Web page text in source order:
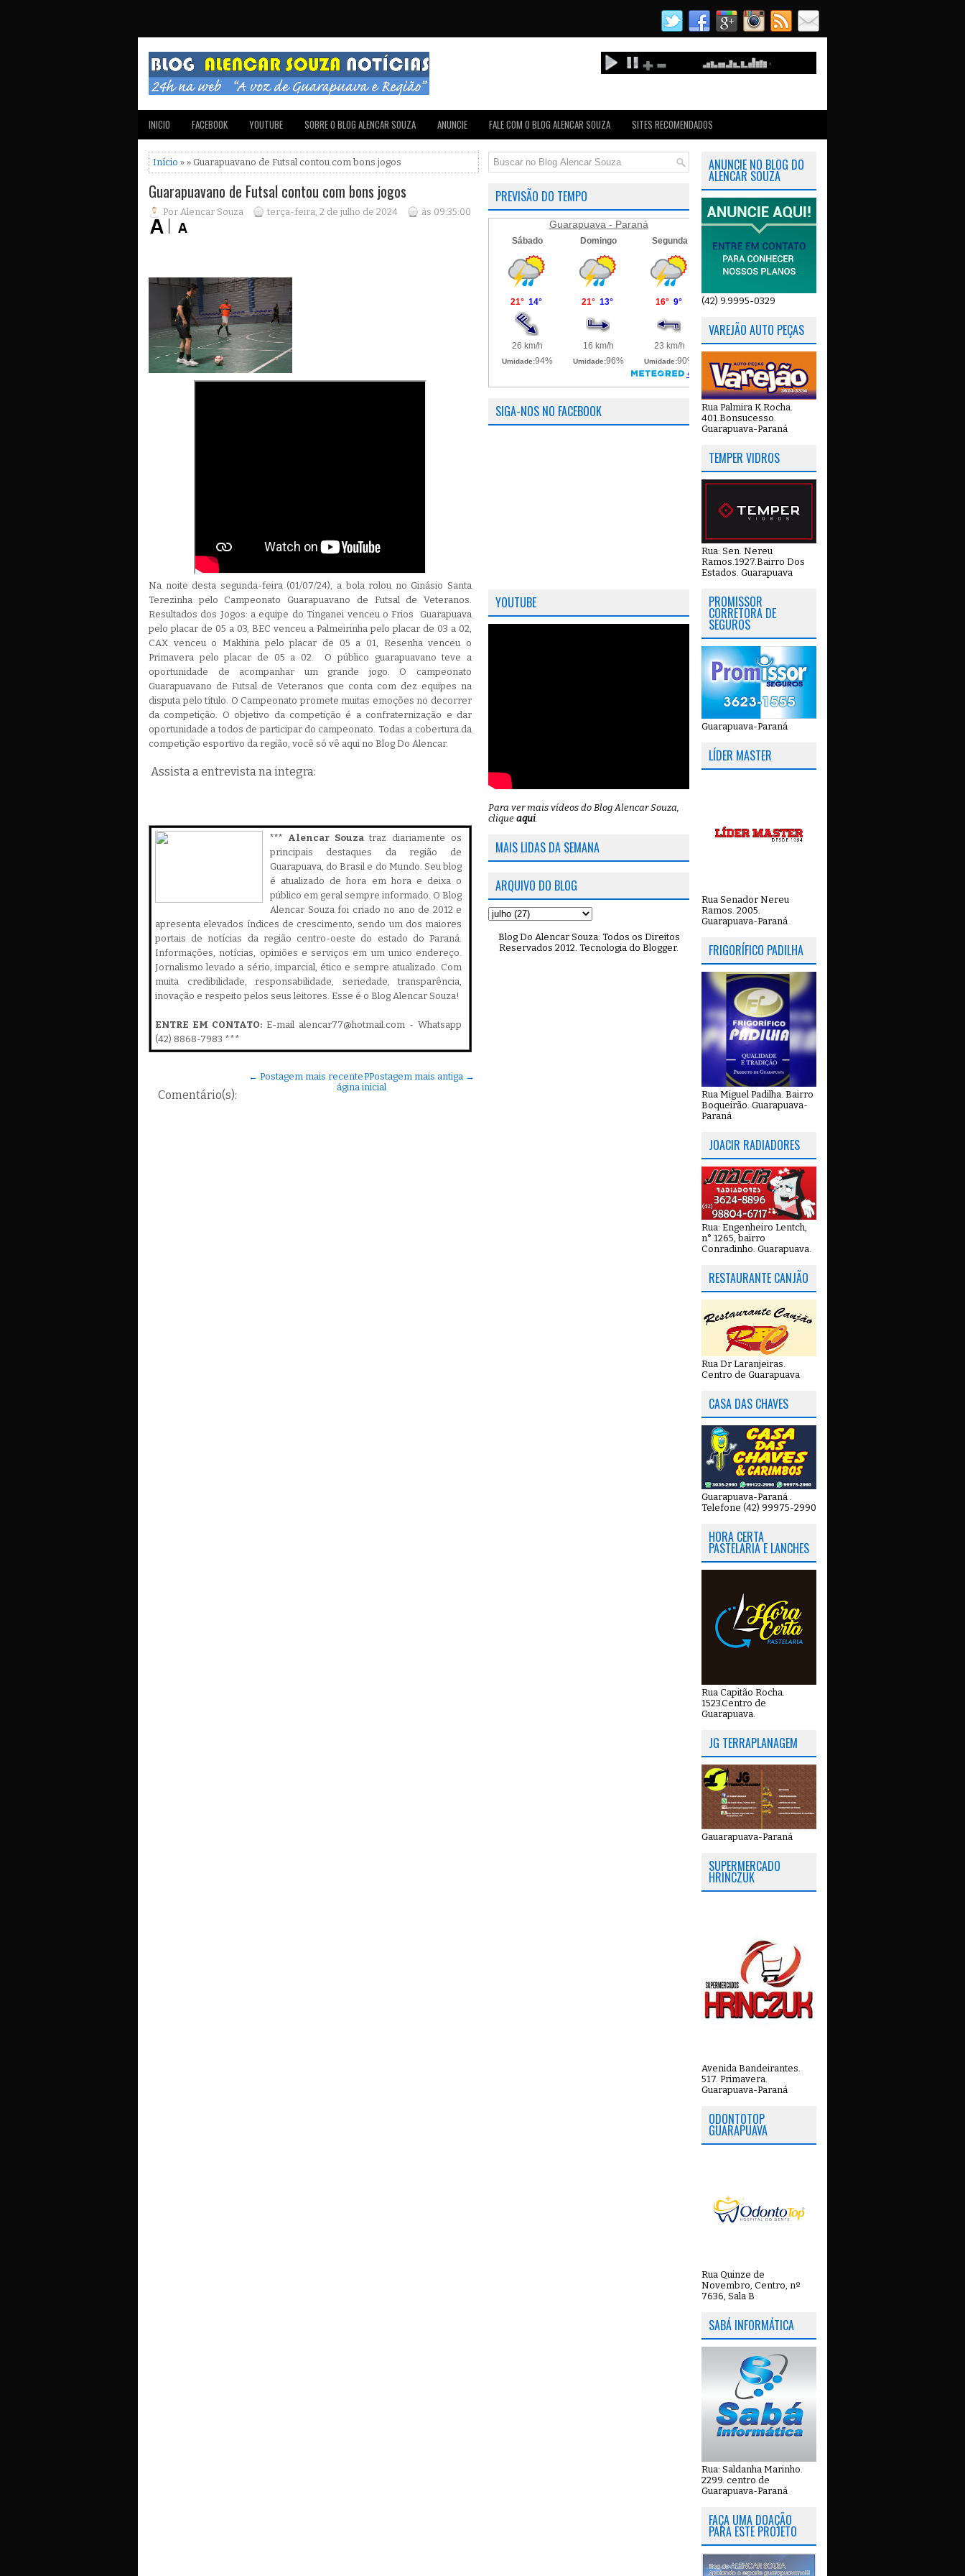
INICIO FACEBOOK YOUTUBE SOBRE O BLOG ALENCAR SOUZA ANUNCIE FALE COM O BLOG ALENCAR SOUZA SITES RECOMENDADOS
Início » » Guarapuavano de Futsal contou com bons jogos
Guarapuavano de Futsal contou com bons jogos
Por Alencar Souza terça-feira, 2 de julho de 2024 às 09:35:00
Na noite desta segunda-feira (01/07/24), a bola rolou no Ginásio Santa
Terezinha pelo Campeonato Guarapuavano de Futsal de Veteranos.
Resultados dos Jogos: a equipe do Tinganei venceu o Frios Guarapuava
pelo placar de 05 a 03, BEC venceu a Palmeirinha pelo placar de 03 a 02,
CAX venceu o Makhina pelo placar de 05 a 01, Resenha venceu o
Primavera pelo placar de 05 a 02. O público guarapuavano teve a
oportunidade de acompanhar um grande jogo. O campeonato
Guarapuavano de Futsal de Veteranos que conta com dez equipes na
disputa pelo título. O Campeonato promete muitas emoções no decorrer
da competição. O objetivo da competição é a confraternização e dar
oportunidade a todos de participar do campeonato. Todas a cobertura da
competição esportivo da região, você só vê aqui no Blog Do Alencar.
Assista a entrevista na integra:
*** Alencar Souzatraz diariamente os
principais destaques da região de
Guarapuava, do Brasil e do Mundo. Seu blog
é atualizado de hora em hora e deixa o
público em geral sempre informado. O Blog
Alencar Souza foi criado no ano de 2012 e
apresenta elevados índices de crescimento, sendo um dos maiores
portais de notícias da região centro-oeste do estado do Paraná.
Informações, notícias, opiniões e serviços em um unico endereço.
Jornalismo levado a sério, imparcial, ético e sempre atualizado. Com
muita credibilidade, responsabilidade, seriedade, transparência,
inovação e respeito pelos seus leitores. Esse é o Blog Alencar Souza!
ENTRE EM CONTATO: E-mail alencar77@hotmail.com - Whatsapp
(42) 8868-7983 ***
Comentário(s):
← Postagem mais recente Postagem mais antiga →
P
ágina inicial
PREVISÃO DO TEMPO
Guarapuava - Paraná
SIGA-NOS NO FACEBOOK
YOUTUBE
Para ver mais vídeos do Blog Alencar Souza,
clique aqui.
MAIS LIDAS DA SEMANA
ARQUIVO DO BLOG
Blog Do Alencar Souza: Todos os Direitos
Reservados 2012. Tecnologia do Blogger.
ANUNCIE NO BLOG DO
ALENCAR SOUZA
(42) 9.9995-0329
VAREJÃO AUTO PEÇAS
Rua Palmira K.Rocha.
401.Bonsucesso.
Guarapuava-Paraná
TEMPER VIDROS
Rua: Sen. Nereu
Ramos.1927.Bairro Dos
Estados. Guarapuava
PROMISSOR
CORRETORA DE
SEGUROS
Guarapuava-Paraná
LÍDER MASTER
Rua Senador Nereu
Ramos. 2005.
Guarapuava-Paraná
FRIGORÍFICO PADILHA
Rua Miguel Padilha. Bairro
Boqueirão. Guarapuava-
Paraná
JOACIR RADIADORES
Rua: Engenheiro Lentch,
n° 1265, bairro
Conradinho. Guarapuava.
RESTAURANTE CANJÃO
Rua Dr Laranjeiras.
Centro de Guarapuava
CASA DAS CHAVES
Guarapuava-Paraná .
Telefone (42) 99975-2990
HORA CERTA
PASTELARIA E LANCHES
Rua Capitão Rocha.
1523.Centro de
Guarapuava.
JG TERRAPLANAGEM
Gauarapuava-Paraná
SUPERMERCADO
HRINCZUK
Avenida Bandeirantes.
517. Primavera.
Guarapuava-Paraná
ODONTOTOP
GUARAPUAVA
Rua Quinze de
Novembro, Centro, nº
7636, Sala B
SABÁ INFORMÁTICA
Rua: Saldanha Marinho.
2299. centro de
Guarapuava-Paraná
FAÇA UMA DOAÇÃO
PARA ESTE PROJETO